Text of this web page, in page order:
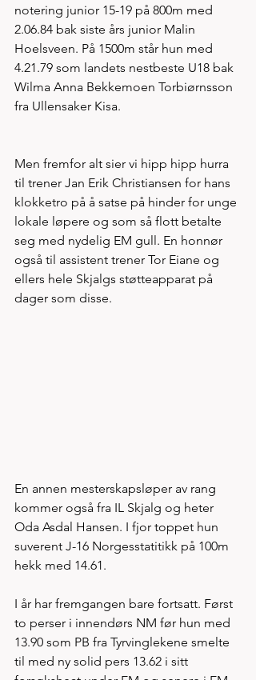
notering junior 15-19 på 800m med
2.06.84 bak siste års junior Malin
Hoelsveen. På 1500m står hun med
4.21.79 som landets nestbeste U18 bak
Wilma Anna Bekkemoen Torbiørnsson
fra Ullensaker Kisa.
Men fremfor alt sier vi hipp hipp hurra
til trener Jan Erik Christiansen for hans
klokketro på å satse på hinder for unge
lokale løpere og som så flott betalte
seg med nydelig EM gull. En honnør
også til assistent trener Tor Eiane og
ellers hele Skjalgs støtteapparat på
dager som disse.
En annen mesterskapsløper av rang
kommer også fra IL Skjalg og heter
Oda Asdal Hansen. I fjor toppet hun
suverent J-16 Norgesstatitikk på 100m
hekk med 14.61.
I år har fremgangen bare fortsatt. Først
to perser i innendørs NM før hun med
13.90 som PB fra Tyrvinglekene smelte
til med ny solid pers 13.62 i sitt